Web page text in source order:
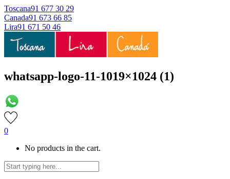
Toscana91 677 30 29
Canada91 673 66 85
Lira91 671 50 46
whatsapp-logo-11-1019×1024 (1)
0
No products in the cart.